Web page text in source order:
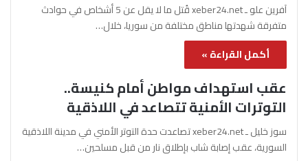
آفرين علو ـ xeber24.net قُتل ما لا يقل عن 5 أشخاص في حوادث
متفرقة شهدتها مناطق مختلفة من سوريا، خلال…
أكمل القراءة »
عقب استهداف مواطن أمام كنيسة..
التوترات الأمنية تتصاعد في اللاذقية
سوز خليل ـ xeber24.net تصاعدت حدة التوتر الأمني في مدينة اللاذقية
السورية، عقب إصابة شاب بإطلاق نار من قبل مسلحين…